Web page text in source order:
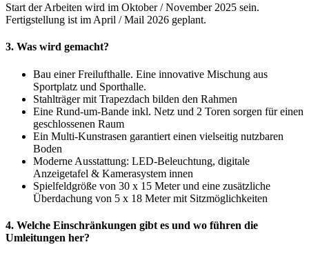
Start der Arbeiten wird im Oktober / November 2025 sein.
Fertigstellung ist im April / Mail 2026 geplant.
3. Was wird gemacht?
Bau einer Freilufthalle. Eine innovative Mischung aus
Sportplatz und Sporthalle.
Stahlträger mit Trapezdach bilden den Rahmen
Eine Rund-um-Bande inkl. Netz und 2 Toren sorgen für einen
geschlossenen Raum
Ein Multi-Kunstrasen garantiert einen vielseitig nutzbaren
Boden
Moderne Ausstattung: LED-Beleuchtung, digitale
Anzeigetafel & Kamerasystem innen
Spielfeldgröße von 30 x 15 Meter und eine zusätzliche
Überdachung von 5 x 18 Meter mit Sitzmöglichkeiten
4. Welche Einschränkungen gibt es und wo führen die
Umleitungen her?